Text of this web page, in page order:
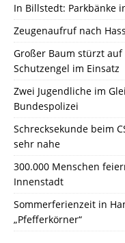
In Billstedt: Parkbänke
Zeugenaufruf nach
Großer Baum stürzt
Schutzengel im Einsatz
Zwei Jugendliche im
Bundespolizei
Schrecksekunde beim
sehr nahe
300.000 Menschen
Innenstadt
Sommerferienzeit in
„Pfefferkörner“